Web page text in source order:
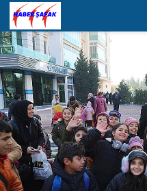
çevrildi- Haber Şafak
buluşturuyor- Haber Şafak